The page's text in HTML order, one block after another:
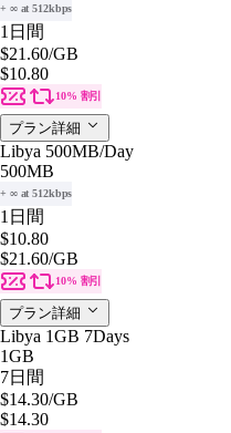
+ ∞ at 512kbps
1日間
$21.60/GB
$10.80
10% 割引
プラン詳細
Libya 500MB/Day
500MB
+ ∞ at 512kbps
1日間
$10.80
$21.60/GB
10% 割引
プラン詳細
Libya 1GB 7Days
1GB
7日間
$14.30/GB
$14.30